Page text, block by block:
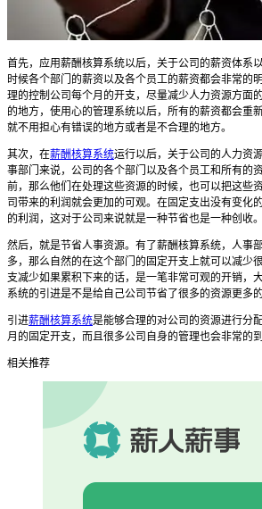
首先，应用薪酬核算系统以后，关于公司的薪资体系
时候各个部门的薪资以及各个员工的薪资都会非常的
理的控制公司每个月的开支，尽量减少人力资源方面
的地方，使用心的管理系统以后，所有的薪资都会重
就不用担心有错误的地方或者是不合理的地方。
其次，在薪酬核算系统运行以后，关于公司的人力资
事部门来说，公司的各个部门以及各个员工和所有的
前，那么他们在处理这些资源的时候，也可以把这些
司带来的利润就会更加的可观。在固定支出没有变化
的利润，这对于公司来说就是一种节省也是一种创收。
然后，就是节省人事资源。有了薪酬核算系统，人事
多，那么自然的在这个部门的固定开支上就可以减少
支减少如果累积下来的话，是一笔非常可观的开销，
系统的引进是不是给自己公司节省了很多的资源更多的
引进薪酬核算系统是能够合理的对公司的资源进行分
月的固定开支，而且很多公司自身的管理也会非常的到
相关推荐